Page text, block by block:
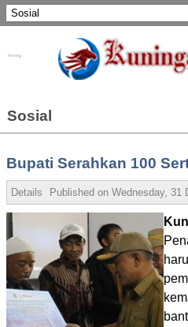
Sosial
Bupati Serahkan 100
Details Published on Wednesday, 31
Fishing